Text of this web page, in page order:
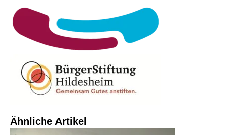
Ähnliche Artikel